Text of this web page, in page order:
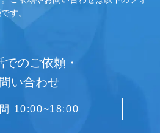
す。
でのご依頼・
い合わせ
10:00~18:00